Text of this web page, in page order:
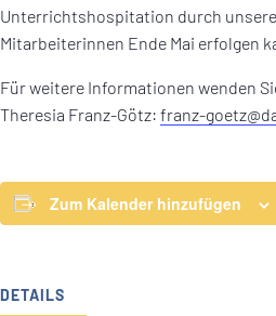
Unterrichtshospitation durch
Mitarbeiterinnen Ende Mai erfolgen
Für weitere Informationen wenden
Theresia Franz-Götz: franz-
Zum Kalender hinzufügen
DETAILS